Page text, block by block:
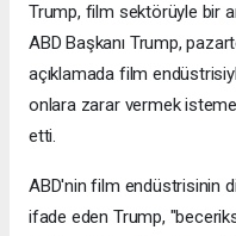
Trump, film sektörüyle bir
ABD Başkanı Trump,
açıklamada film
onlara zarar vermek
etti.
ABD'nin film endüstrisinin
ifade eden Trump,